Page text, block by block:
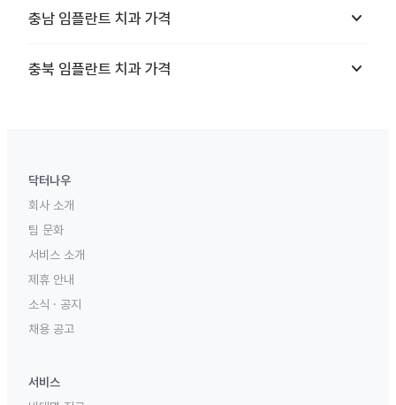
충남 임플란트 치과 가격 keyboard_arrow_down
충북 임플란트 치과 가격 keyboard_arrow_down
닥터나우
회사 소개
팀 문화
서비스 소개
제휴 안내
소식 · 공지
채용 공고
서비스